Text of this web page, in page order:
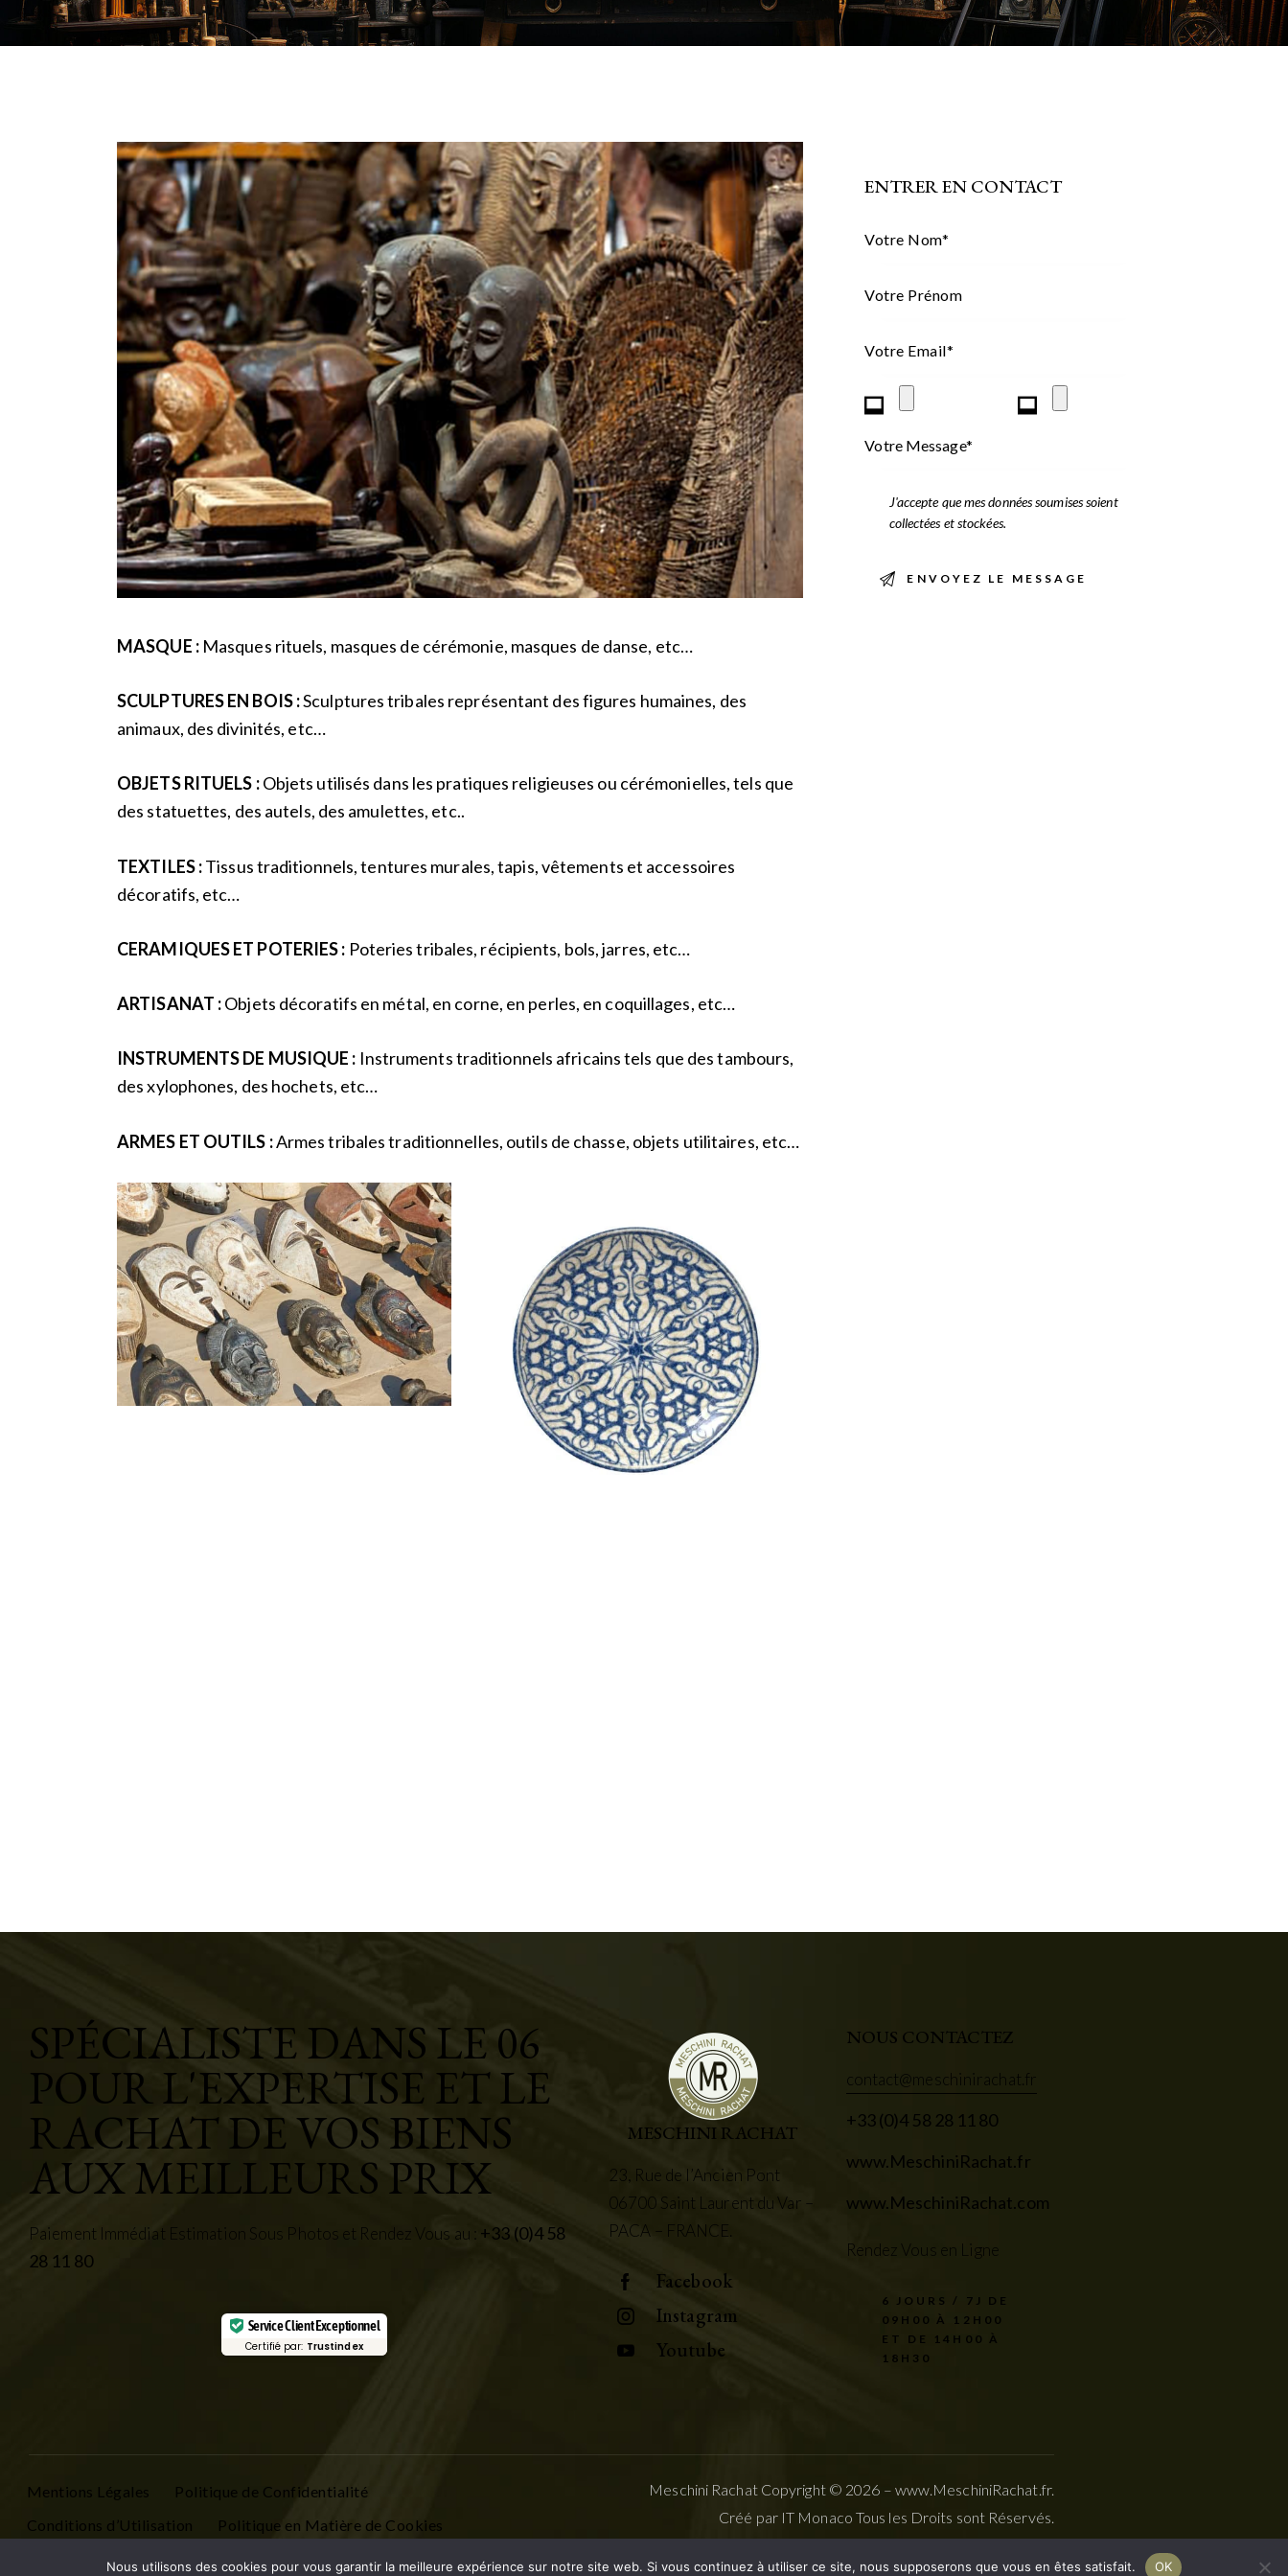
MASQUE :Masques rituels, masques de cérémonie, masques de danse, etc…
SCULPTURES EN BOIS :Sculptures tribales représentant des figures humaines, des
animaux, des divinités, etc…
OBJETS RITUELS :Objets utilisés dans les pratiques religieuses ou cérémonielles, tels que
des statuettes, des autels, des amulettes, etc..
TEXTILES :Tissus traditionnels, tentures murales, tapis, vêtements et accessoires
décoratifs, etc…
CERAMIQUES ET POTERIES : Poteries tribales, récipients, bols, jarres, etc…
ARTISANAT :Objets décoratifs en métal, en corne, en perles, en coquillages, etc…
INSTRUMENTS DE MUSIQUE : Instruments traditionnels africains tels que des tambours,
des xylophones, des hochets, etc…
ARMES ET OUTILS :Armes tribales traditionnelles, outils de chasse, objets utilitaires, etc…
ENTRER EN CONTACT
J'accepte que mes données soumises soient
collectées et stockées.
SPÉCIALISTE DANS LE 06
POUR L'EXPERTISE ET LE
RACHAT DE VOS BIENS
AUX MEILLEURS PRIX
Paiement Immédiat Estimation Sous Photos et Rendez Vous au : +33 (0)4 58
28 11 80
Service Client Exceptionnel
Certifié par: Trustindex
MESCHINI RACHAT
23, Rue de l’Ancien Pont
06700 Saint Laurent du Var –
PACA – FRANCE.
Facebook
Instagram
Youtube
NOUS CONTACTEZ
contact@meschinirachat.fr
+33 (0)4 58 28 11 80
www.MeschiniRachat.fr
www.MeschiniRachat.com
Rendez Vous en Ligne
6 JOURS / 7J DE
09H00 À 12H00
ET DE 14H00 À
18H30
Mentions Légales
Politique de Confidentialité
Conditions d’Utilisation
Politique en Matière de Cookies
Contactez Nous
Meschini Rachat Copyright © 2026 – www.MeschiniRachat.fr.
Créé par IT Monaco Tous les Droits sont Réservés.
Nous utilisons des cookies pour vous garantir la meilleure expérience sur notre site web. Si vous continuez à utiliser ce site, nous supposerons que vous en êtes satisfait. OK